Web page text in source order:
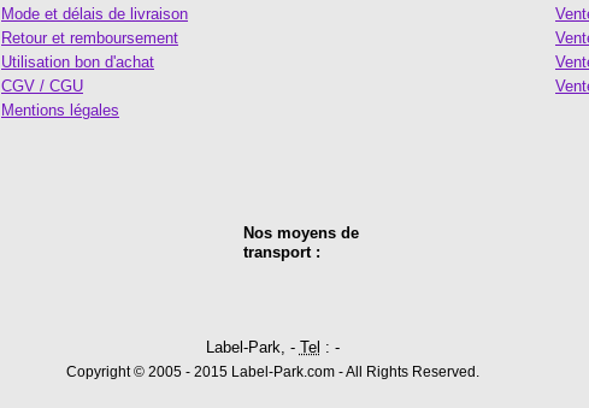
Mode et délais de livraison
Retour et remboursement
Utilisation bon d'achat
CGV / CGU
Mentions légales
Nos moyens de
transport :
Label-Park, - Tel : -
Copyright © 2005 - 2015 Label-Park.com - All Rights Reserved.